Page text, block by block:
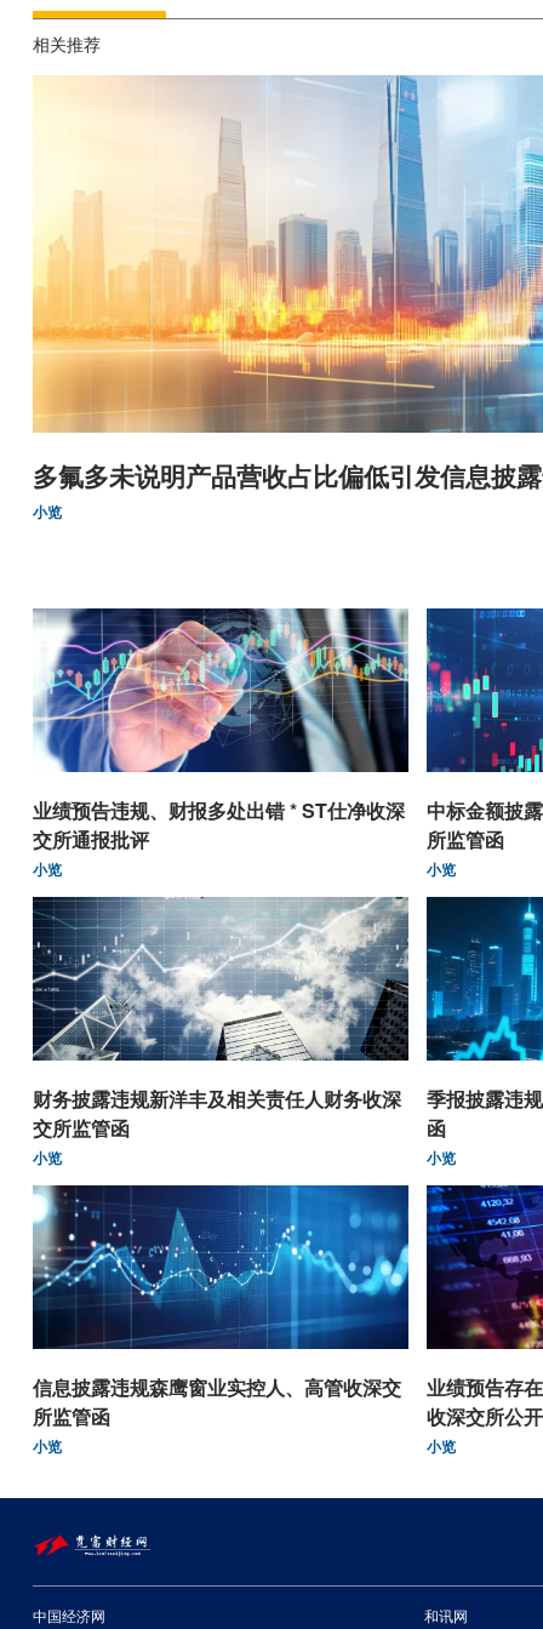
相关推荐
多氟多未说明产品营收占比偏低引发信息披
小览
业绩预告违规、财报多处出错 * ST仕净收深
交所通报批评
小览
中标金额披
所监管函
小览
财务披露违规新洋丰及相关责任人财务收深
交所监管函
小览
季报披露违
函
小览
信息披露违规森鹰窗业实控人、高管收深交
所监管函
小览
业绩预告存
收深交所公
小览
中国经济网 和讯网